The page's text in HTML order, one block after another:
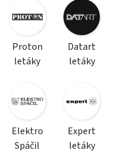
Proton
letáky
Datart
letáky
Elektro
Spáčil
Expert
letáky